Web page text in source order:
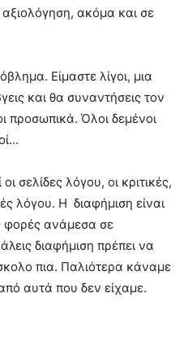
ακόμα και σε
Είμαστε λίγοι, μια
και θα συναντήσεις τον
προσωπικά. Όλοι δεμένοι
σελίδες λόγου, οι κριτικές,
λόγου. Η διαφήμιση είναι
φορές ανάμεσα σε
διαφήμιση πρέπει να
πια. Παλιότερα κάναμε
αυτά που δεν είχαμε.